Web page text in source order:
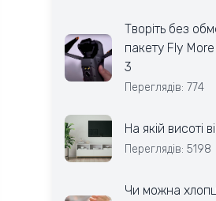
Творіть без
пакету Fly
3
Переглядів: 774
На якій висоті
Переглядів: 5198
Чи можна